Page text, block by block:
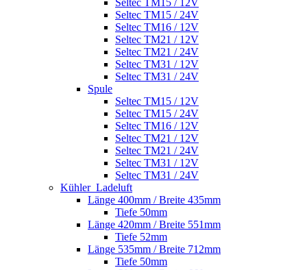
Seltec TM15 / 12V
Seltec TM15 / 24V
Seltec TM16 / 12V
Seltec TM21 / 12V
Seltec TM21 / 24V
Seltec TM31 / 12V
Seltec TM31 / 24V
Spule
Seltec TM15 / 12V
Seltec TM15 / 24V
Seltec TM16 / 12V
Seltec TM21 / 12V
Seltec TM21 / 24V
Seltec TM31 / 12V
Seltec TM31 / 24V
Kühler_Ladeluft
Länge 400mm / Breite 435mm
Tiefe 50mm
Länge 420mm / Breite 551mm
Tiefe 52mm
Länge 535mm / Breite 712mm
Tiefe 50mm